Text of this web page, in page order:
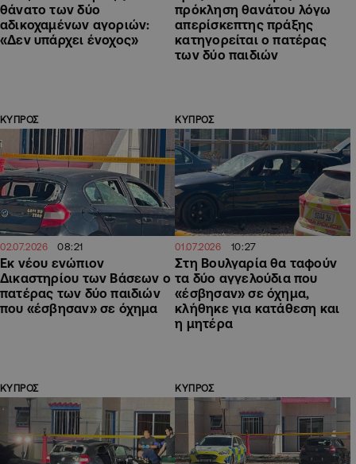
θάνατο των δύο
αδικοχαμένων αγοριών:
«Δεν υπάρχει ένοχος»
πρόκληση θανάτου λόγω
απερίσκεπτης πράξης
κατηγορείται ο πατέρας
των δύο παιδιών
ΚΥΠΡΟΣ
02.07.2026 08:21
Εκ νέου ενώπιον
Δικαστηρίου των Βάσεων ο
πατέρας των δύο παιδιών
που «έσβησαν» σε όχημα
ΚΥΠΡΟΣ
01.07.2026 10:27
Στη Βουλγαρία θα ταφούν
τα δύο αγγελούδια που
«έσβησαν» σε όχημα,
κλήθηκε για κατάθεση και
η μητέρα
ΚΥΠΡΟΣ ΚΥΠΡΟΣ